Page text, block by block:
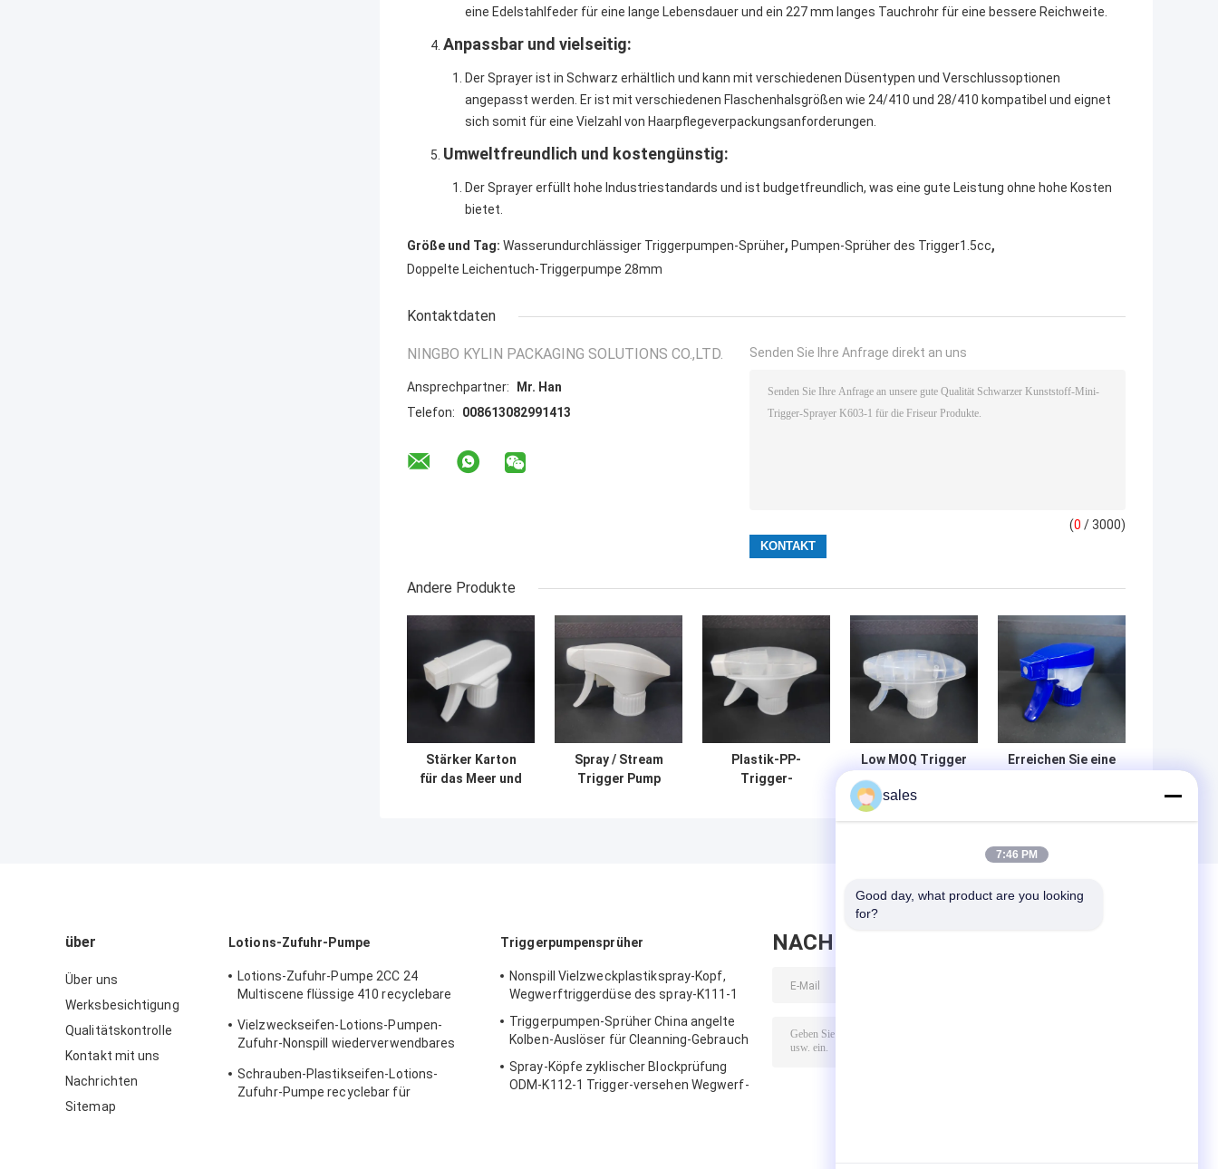
eine Edelstahlfeder für eine lange Lebensdauer und ein 227 mm langes Tauchrohr für eine bessere Reichweite.
Anpassbar und vielseitig:
Der Sprayer ist in Schwarz erhältlich und kann mit verschiedenen Düsentypen und Verschlussoptionen
angepasst werden. Er ist mit verschiedenen Flaschenhalsgrößen wie 24/410 und 28/410 kompatibel und eignet
sich somit für eine Vielzahl von Haarpflegeverpackungsanforderungen.
Umweltfreundlich und kostengünstig:
Der Sprayer erfüllt hohe Industriestandards und ist budgetfreundlich, was eine gute Leistung ohne hohe Kosten
bietet.
Größe und Tag: Wasserundurchlässiger Triggerpumpen-Sprüher, Pumpen-Sprüher des Trigger1.5cc,
Doppelte Leichentuch-Triggerpumpe 28mm
Kontaktdaten
NINGBO KYLIN PACKAGING SOLUTIONS CO.,LTD.
Ansprechpartner:
Mr. Han
Telefon:
008613082991413
Senden Sie Ihre Anfrage direkt an uns
(0 / 3000)
Andere Produkte
Stärker Karton
für das Meer und
Spray / Stream
Trigger Pump
Plastik-PP-
Trigger-
Low MOQ Trigger
Pump Sprayer mit
10000pcs für
Erreichen Sie eine
über
Über uns
Werksbesichtigung
Qualitätskontrolle
Kontakt mit uns
Nachrichten
Sitemap
Lotions-Zufuhr-Pumpe
Lotions-Zufuhr-Pumpe 2CC 24
Multiscene flüssige 410 recyclebare
Vielzweckseifen-Lotions-Pumpen-
Zufuhr-Nonspill wiederverwendbares
Schrauben-Plastikseifen-Lotions-
Zufuhr-Pumpe recyclebar für
Triggerpumpensprüher
Nonspill Vielzweckplastikspray-Kopf,
Wegwerftriggerdüse des spray-K111-1
Triggerpumpen-Sprüher China angelte
Kolben-Auslöser für Cleanning-Gebrauch
Spray-Köpfe zyklischer Blockprüfung
ODM-K112-1 Trigger-versehen Wegwerf-
NACHRICHT HINTERLASSEN
sales
7:46 PM
Good day, what product are you looking
for?